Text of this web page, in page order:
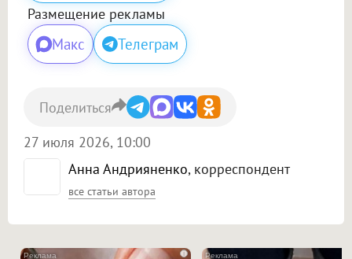
Размещение рекламы
Макс Телеграм
Анна Андрияненко, корреспондент
все статьи автора
27 июля 2026, 10:00
Поделиться
i